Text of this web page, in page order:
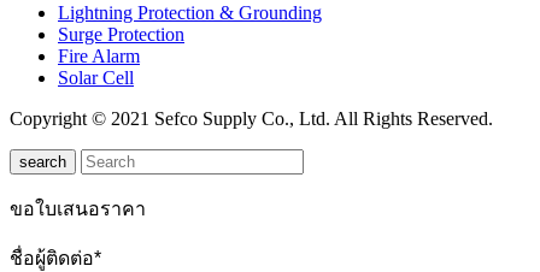
Lightning Protection & Grounding
Surge Protection
Fire Alarm
Solar Cell
Copyright © 2021 Sefco Supply Co., Ltd. All Rights Reserved.
search
ขอใบเสนอราคา
ชื่อผู้ติดต่อ*